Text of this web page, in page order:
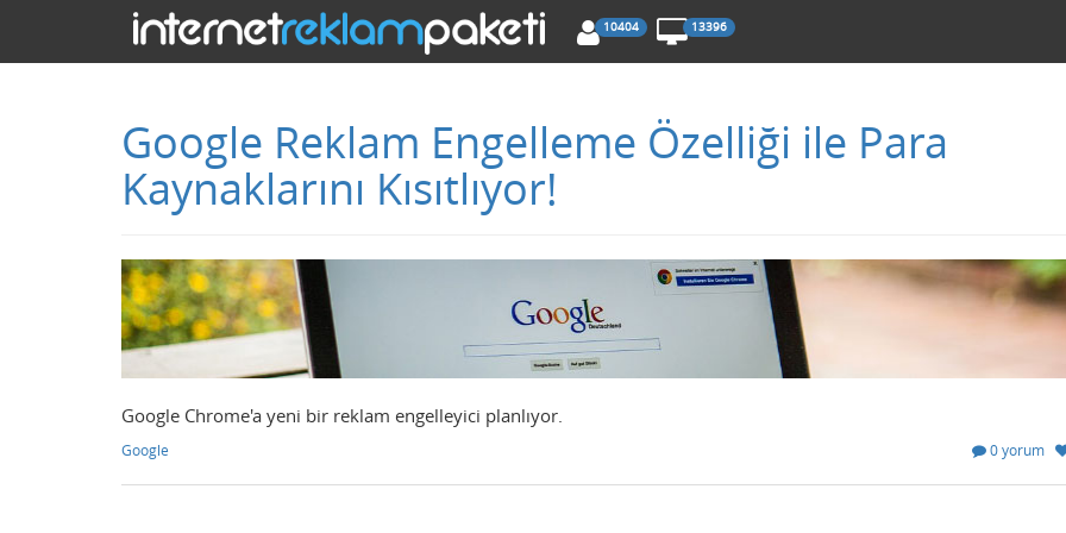
10404 13396
Google Reklam Engelleme Özelliği ile Para
Kaynaklarını Kısıtlıyor!
Google Chrome'a yeni bir reklam engelleyici planlıyor.
Google 0 yorum